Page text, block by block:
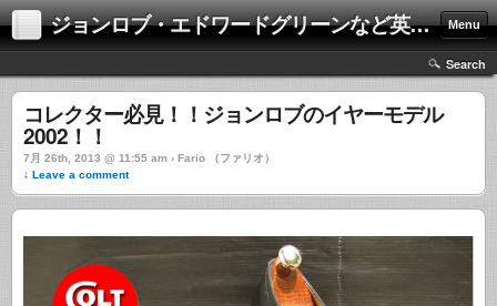
ジョンロブ・エドワードグリーンなど英国靴の激安中古通販情報ブログ Menu
Search
コレクター必見！！ジョンロブのイヤーモデル
2002！！
7月 26th, 2013 @ 11:55 am › Fario （ファリオ）
↓ Leave a comment